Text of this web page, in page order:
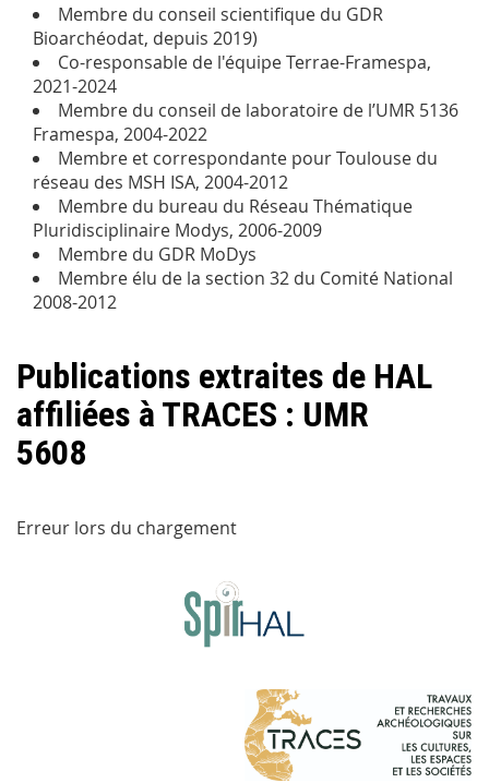
Membre du conseil scientifique du GDR
Bioarchéodat, depuis 2019)
Co-responsable de l'équipe Terrae-Framespa,
2021-2024
Membre du conseil de laboratoire de l’UMR 5136
Framespa, 2004-2022
Membre et correspondante pour Toulouse du
réseau des MSH ISA, 2004-2012
Membre du bureau du Réseau Thématique
Pluridisciplinaire Modys, 2006-2009
Membre du GDR MoDys
Membre élu de la section 32 du Comité National
2008-2012
Publications extraites de HAL
affiliées à TRACES : UMR
5608
Erreur lors du chargement